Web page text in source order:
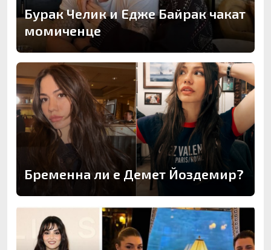
Бурак Челик и Едже Байрак чакат
момиченце
Бременна ли е Демет Йоздемир?